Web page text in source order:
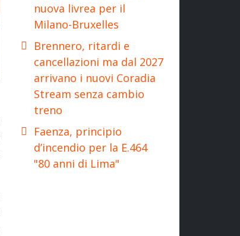
nuova livrea per il
Milano-Bruxelles
Brennero, ritardi e
cancellazioni ma dal 2027
arrivano i nuovi Coradia
Stream senza cambio
treno
Faenza, principio
d’incendio per la E.464
"80 anni di Lima"